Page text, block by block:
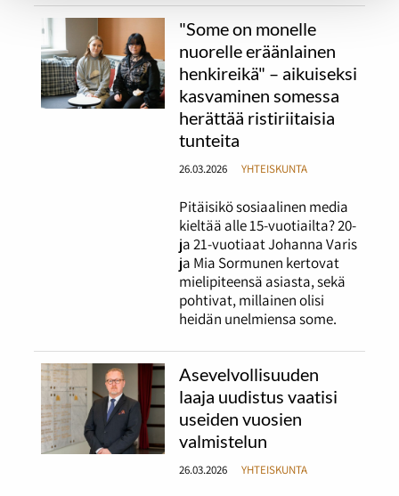
"Some on monelle
nuorelle eräänlainen
henkireikä" – aikuiseksi
kasvaminen somessa
herättää ristiriitaisia
tunteita
26.03.2026 YHTEISKUNTA
Pitäisikö sosiaalinen media
kieltää alle 15-vuotiailta? 20-
ja 21-vuotiaat Johanna Varis
ja Mia Sormunen kertovat
mielipiteensä asiasta, sekä
pohtivat, millainen olisi
heidän unelmiensa some.
Asevelvollisuuden
laaja uudistus vaatisi
useiden vuosien
valmistelun
26.03.2026 YHTEISKUNTA